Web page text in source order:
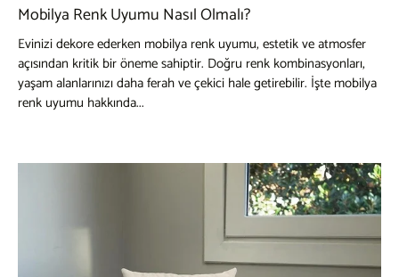
Mobilya Renk Uyumu Nasıl Olmalı?
Evinizi dekore ederken mobilya renk uyumu, estetik ve atmosfer
açısından kritik bir öneme sahiptir. Doğru renk kombinasyonları,
yaşam alanlarınızı daha ferah ve çekici hale getirebilir. İşte mobilya
renk uyumu hakkında...